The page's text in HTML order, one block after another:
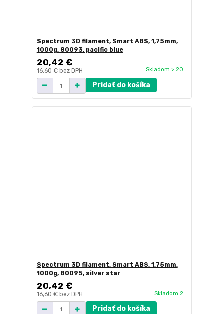
Spectrum 3D filament, Smart ABS, 1,75mm,
1000g, 80093, pacific blue
20,42 €
16,60 € bez DPH Skladom > 20
Pridať do košíka
Spectrum 3D filament, Smart ABS, 1,75mm,
1000g, 80095, silver star
20,42 €
16,60 € bez DPH Skladom 2
Pridať do košíka